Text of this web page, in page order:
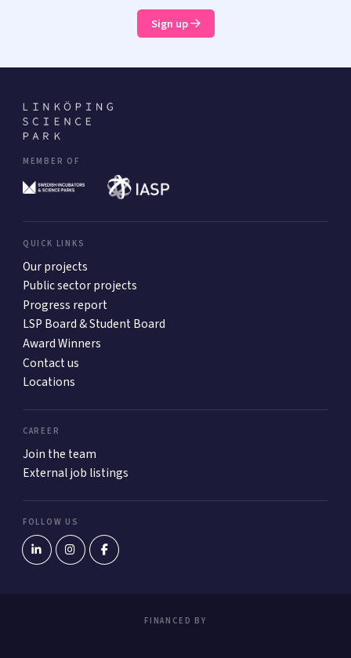
Sign up
MEMBER OF
QUICK LINKS
Our projects
Public sector projects
Progress report
LSP Board & Student Board
Award Winners
Contact us
Locations
CAREER
Join the team
External job listings
FOLLOW US
FINANCED BY